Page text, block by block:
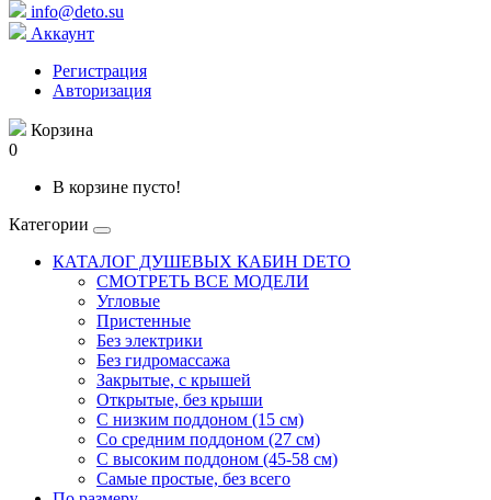
info@deto.su
Аккаунт
Регистрация
Авторизация
Корзина
0
В корзине пусто!
Категории
КАТАЛОГ ДУШЕВЫХ КАБИН DETO
СМОТРЕТЬ ВСЕ МОДЕЛИ
Угловые
Пристенные
Без электрики
Без гидромассажа
Закрытые, с крышей
Открытые, без крыши
С низким поддоном (15 см)
Со средним поддоном (27 см)
С высоким поддоном (45-58 см)
Самые простые, без всего